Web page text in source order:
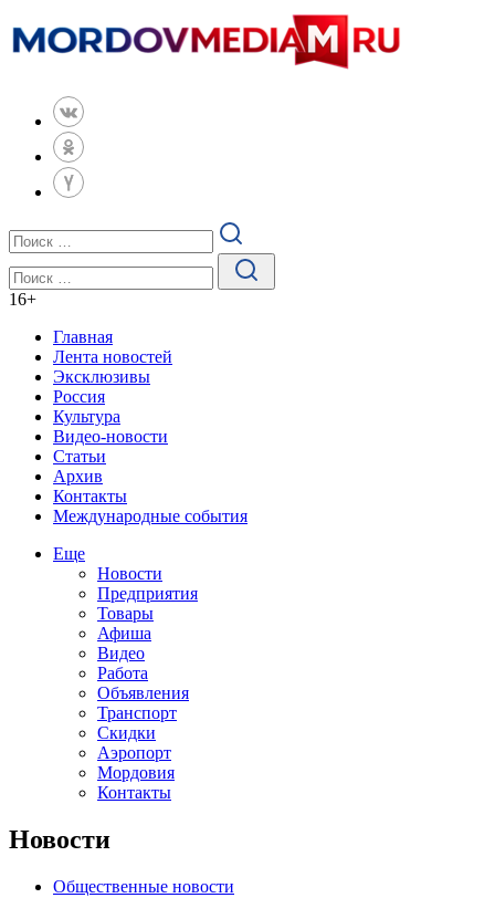
16+
Главная
Лента новостей
Эксклюзивы
Россия
Культура
Видео-новости
Статьи
Архив
Контакты
Международные события
Еще
Новости
Предприятия
Товары
Афиша
Видео
Работа
Объявления
Транспорт
Скидки
Аэропорт
Мордовия
Контакты
Новости
Общественные новости